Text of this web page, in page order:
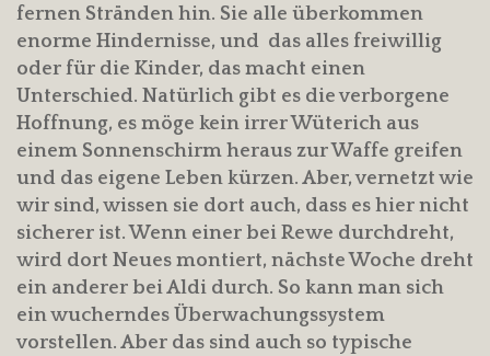
fernen Stränden hin. Sie alle überkommen
enorme Hindernisse, und das alles freiwillig
oder für die Kinder, das macht einen
Unterschied. Natürlich gibt es die verborgene
Hoffnung, es möge kein irrer Wüterich aus
einem Sonnenschirm heraus zur Waffe greifen
und das eigene Leben kürzen. Aber, vernetzt wie
wir sind, wissen sie dort auch, dass es hier nicht
sicherer ist. Wenn einer bei Rewe durchdreht,
wird dort Neues montiert, nächste Woche dreht
ein anderer bei Aldi durch. So kann man sich
ein wucherndes Überwachungssystem
vorstellen. Aber das sind auch so typische